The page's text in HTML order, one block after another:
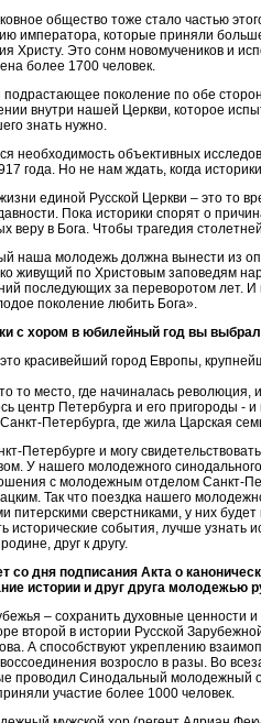
общество тоже стало частью
императора, которые приняли
Христу. Это сонм новомучеников и
более 1700 человек.
подрастающее поколение по обе
внутри нашей Церкви, которое
знать нужно.
необходимость объективных
года. Но не нам ждать, когда
единой Русской Церкви – это то
Пока историки спорят о
веру в Бога. Чтобы трагедия
наша молодежь должна вынести из
живущий по Христовым заповедям
последующих за переворотом лет.
поколение любить Бога».
с хором в юбилейный год вы
красивейший город Европы,
то место, где начиналась
центр Петербурга и его пригороды
Петербурга, где жила Царская
Петербурге и могу
У нашего молодежного
с молодежным отделом Санкт-
Так что поездка нашего
питерскими сверстниками, у них
исторические события, лучше узнать
друг к другу.
со дня подписания Акта о
истории и друг друга молодежью
– сохранить духовные ценности
второй в истории Русской
А способствуют укреплению
возросло в разы. Во
проводил Синодальный молодежный
участие более 1000 человек.